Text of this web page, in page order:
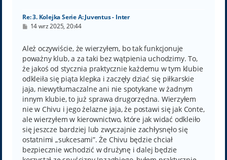
Re: 3. Kolejka Serie A: Juventus - Inter
P
t
14 wrz 2025, 20:44
Ależ oczywiście, że wierzyłem, bo tak funkcjonuje
poważny klub, a za taki bez wątpienia uchodzimy. To,
że jakoś od stycznia praktycznie każdemu w tym klubie
odkleiła się piąta klepka i zaczęły dziać się piłkarskie
jaja, niewytłumaczalne ani nie spotykane w żadnym
innym klubie, to już sprawa drugorzędna. Wierzyłem
nie w Chivu i jego żelazne jaja, że postawi się jak Conte,
ale wierzyłem w kierownictwo, które jak widać odkleiło
się jeszcze bardziej lub zwyczajnie zachłysnęło się
ostatnimi „sukcesami”. Że Chivu będzie chciał
bezpiecznie wchodzić w drużynę i dalej będzie